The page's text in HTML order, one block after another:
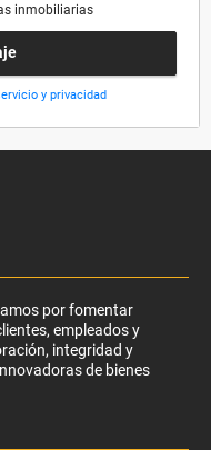
inmobiliarias
y privacidad
por fomentar
empleados y
integridad y
de bienes